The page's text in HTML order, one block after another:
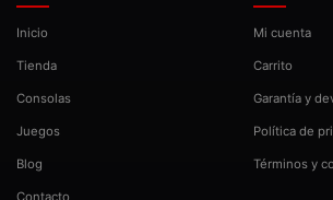
Inicio
Tienda
Consolas
Juegos
Blog
Contacto
Mi cuenta
Carrito
Garantía y
Política de
Términos y